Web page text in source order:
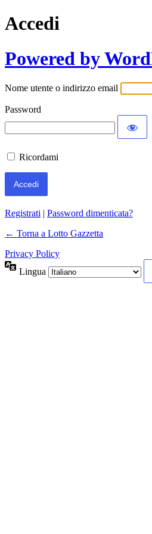
Accedi
Powered by
Nome utente o indirizzo email
Password
Ricordami
Registrati | Password dimenticata?
← Torna a Lotto Gazzetta
Privacy Policy
Lingua